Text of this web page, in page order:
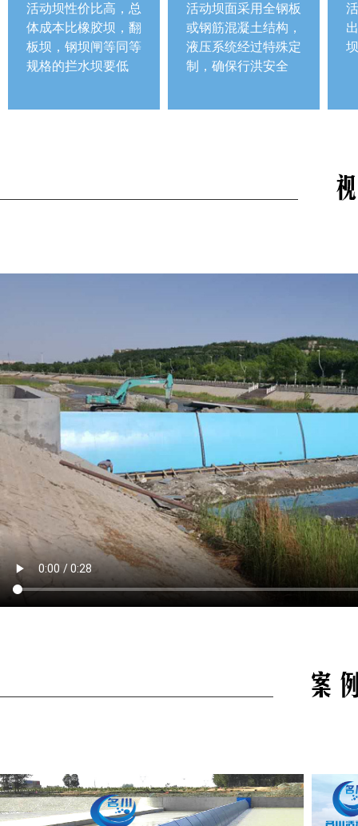
活动坝性价比高，总
体成本比橡胶坝，翻
板坝，钢坝闸等同等
规格的拦水坝要低
活动坝面采用全钢板
或钢筋混凝土结构，
液压系统经过特殊定
制，确保行洪安全